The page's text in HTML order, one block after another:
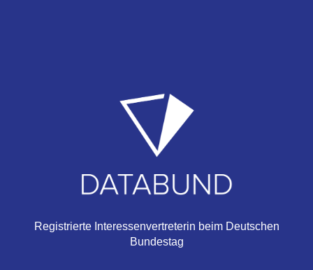
Registrierte Interessenvertreterin beim Deutschen
Bundestag